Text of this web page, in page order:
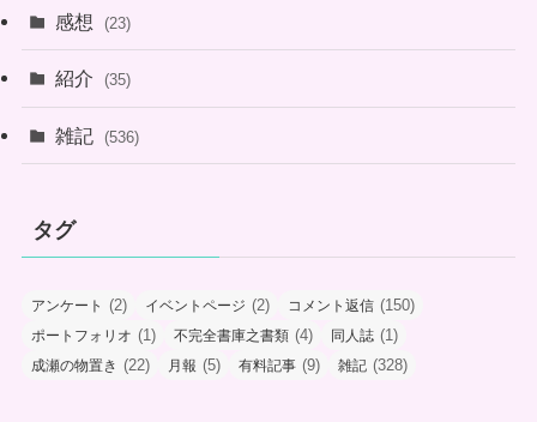
感想 (23)
紹介 (35)
雑記 (536)
タグ
アンケート (2) イベントページ (2) コメント返信 (150)
ポートフォリオ (1) 不完全書庫之書類 (4) 同人誌 (1)
成瀬の物置き (22) 月報 (5) 有料記事 (9) 雑記 (328)